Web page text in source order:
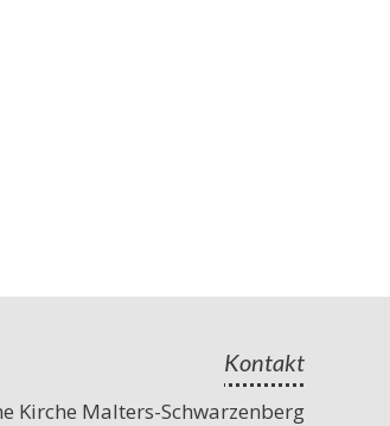
Kontakt
Kirche Malters-Schwarzenberg